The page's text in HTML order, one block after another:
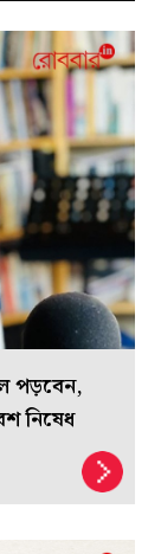
পড়বেন,
নিষেধ